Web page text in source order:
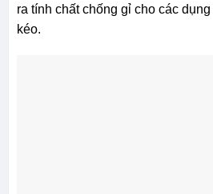
ra tính chất chống gỉ cho các
kéo.